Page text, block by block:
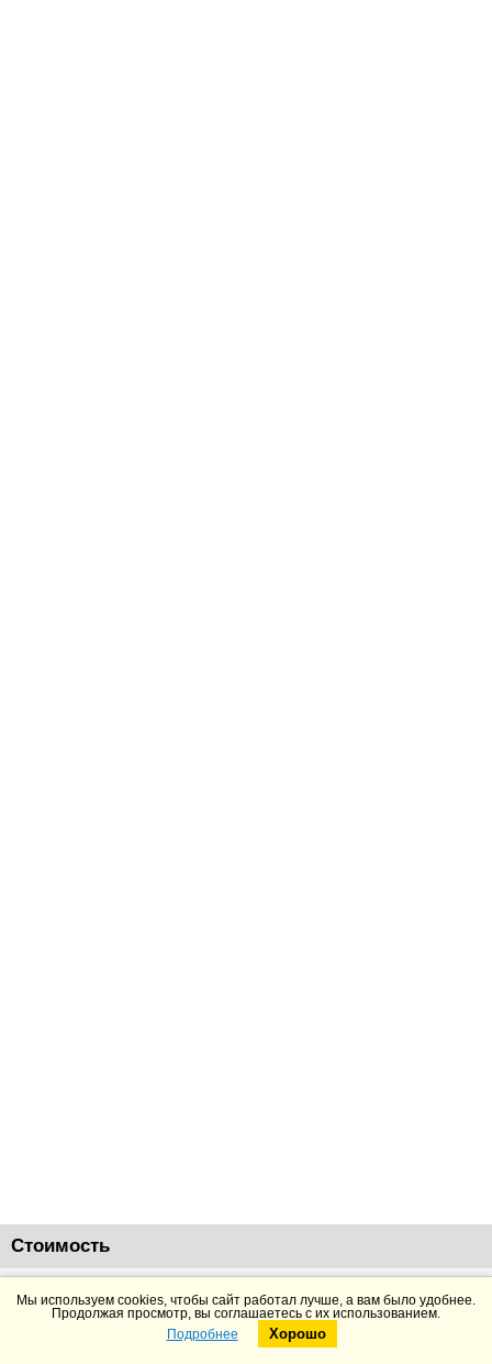
Стоимость
168112 руб. Добавить в корзину Подробнее
Telegram
Мы используем cookies, чтобы сайт работал лучше, а вам было удобнее.
Продолжая просмотр, вы соглашаетесь с их использованием.
Подробнее
Хорошо